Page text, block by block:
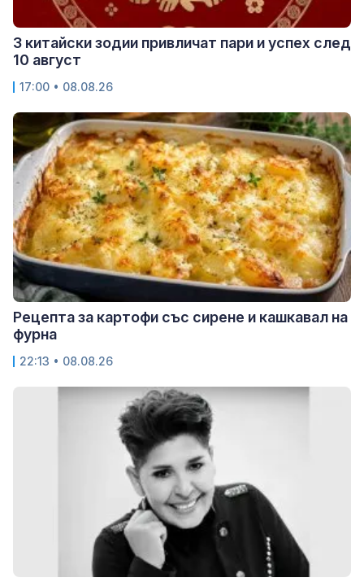
3 китайски зодии привличат пари и успех след
10 август
17:00 • 08.08.26
Рецепта за картофи със сирене и кашкавал на
фурна
22:13 • 08.08.26